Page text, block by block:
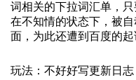
词相关的下拉词汇单，
在不知情的状态下，被
面，为此还遭到百度的起
玩法：不好好写更新日